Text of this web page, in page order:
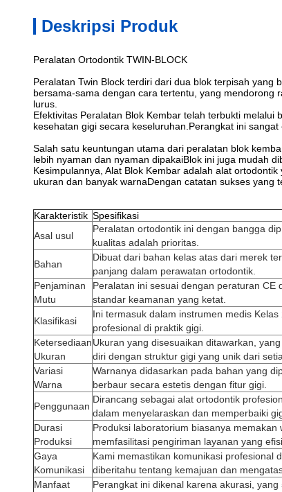
Deskripsi Produk
Peralatan Ortodontik TWIN-BLOCK
Peralatan Twin Block terdiri dari dua blok terpisah
bersama-sama dengan cara tertentu, yang mendorong
lurus.
Efektivitas Peralatan Blok Kembar telah terbukti
kesehatan gigi secara keseluruhan.Perangkat ini
Salah satu keuntungan utama dari peralatan blok
lebih nyaman dan nyaman dipakaiBlok ini juga mudah
Kesimpulannya, Alat Blok Kembar adalah alat
ukuran dan banyak warnaDengan catatan sukses yang
Karakteristik Spesifikasi
Asal usul
Peralatan ortodontik ini dengan bangga
kualitas adalah prioritas.
Bahan
Dibuat dari bahan kelas atas dari merek
panjang dalam perawatan ortodontik.
Penjaminan
Mutu
Peralatan ini sesuai dengan peraturan CE
standar keamanan yang ketat.
Klasifikasi
Ini termasuk dalam instrumen medis
profesional di praktik gigi.
Ketersediaan
Ukuran
Ukuran yang disesuaikan ditawarkan,
diri dengan struktur gigi yang unik dari
Variasi
Warna
Warnanya didasarkan pada bahan yang
berbaur secara estetis dengan fitur gigi.
Penggunaan
Dirancang sebagai alat ortodontik
dalam menyelaraskan dan memperbaiki
Durasi
Produksi
Produksi laboratorium biasanya memakan
memfasilitasi pengiriman layanan yang
Gaya
Komunikasi
Kami memastikan komunikasi profesional
diberitahu tentang kemajuan dan
Manfaat
Perangkat ini dikenal karena akurasi,